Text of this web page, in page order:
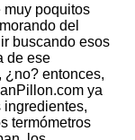
muy poquitos
del
buscando esos
de ese
¿no? entonces,
ya
ingredientes,
termómetros